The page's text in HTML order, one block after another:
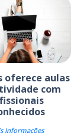
oferece aulas
com
Informações